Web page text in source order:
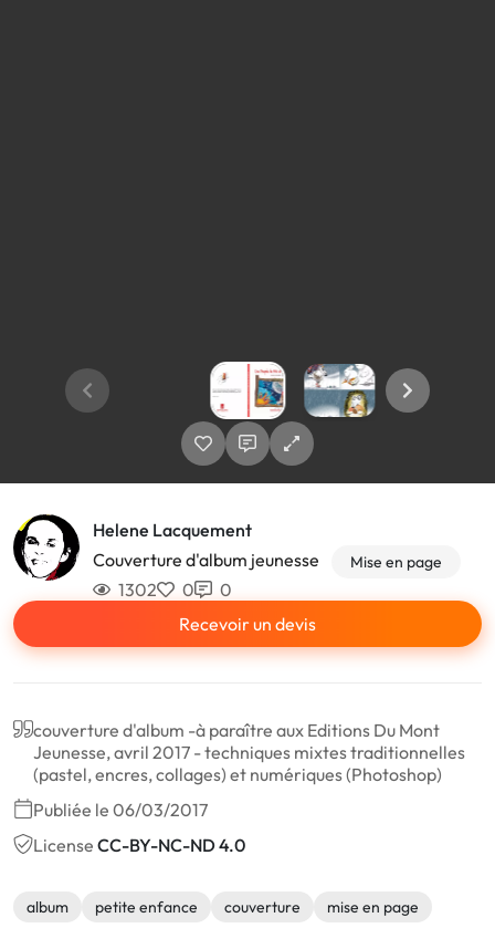
Helene Lacquement
Couverture d'album jeunesse
Mise en page
1302 0
0
Recevoir un devis
couverture d'album -à paraître aux Editions Du Mont
Jeunesse, avril 2017 - techniques mixtes traditionnelles
(pastel, encres, collages) et numériques (Photoshop)
Publiée le 06/03/2017
License CC-BY-NC-ND 4.0
album petite enfance couverture mise en page